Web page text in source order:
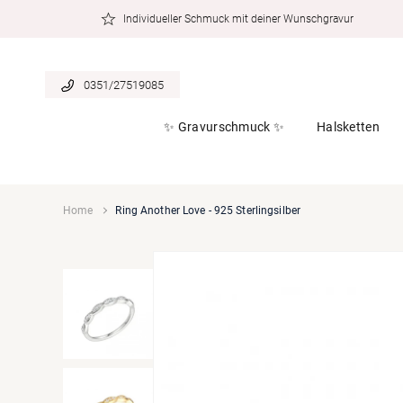
Individueller Schmuck mit deiner Wunschgravur
0351/27519085
✨ Gravurschmuck ✨ Halsketten
Home Ring Another Love - 925 Sterlingsilber